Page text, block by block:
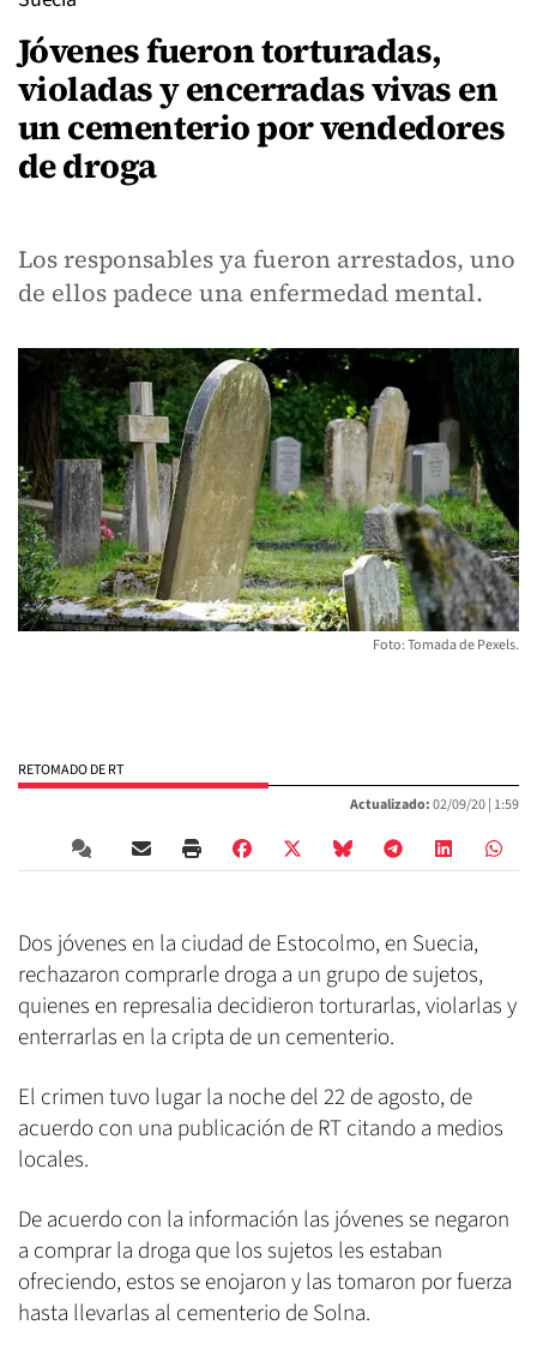
Jóvenes fueron torturadas,
violadas y encerradas vivas en
un cementerio por vendedores
de droga
Los responsables ya fueron arrestados, uno
de ellos padece una enfermedad mental.
Foto: Tomada de Pexels.
RETOMADO DE RT
Actualizado:02/09/20 | 1:59
Dos jóvenes en la ciudad de Estocolmo, en Suecia,
rechazaron comprarle droga a un grupo de sujetos,
quienes en represalia decidieron torturarlas, violarlas y
enterrarlas en la cripta de un cementerio.
El crimen tuvo lugar la noche del 22 de agosto, de
acuerdo con una publicación de RT citando a medios
locales.
De acuerdo con la información las jóvenes se negaron
a comprar la droga que los sujetos les estaban
ofreciendo, estos se enojaron y las tomaron por fuerza
hasta llevarlas al cementerio de Solna.